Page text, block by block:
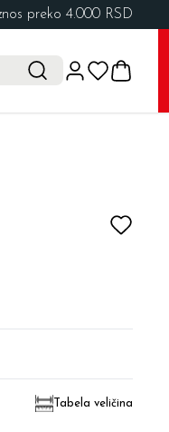
preko 4.000 RSD
Tabela veličina